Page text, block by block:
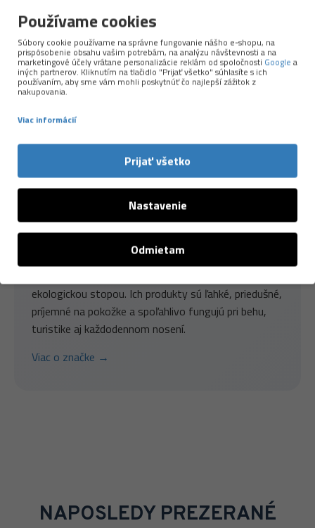
Nemecká precíznosť, lokálna výroba a
udržateľnejší prístup k použitým materiálom.
ZnačkaP.A.C.
doplnkov pre šport a outdoor. Väčšinu produktov si
v Nemecku vo svojej zelenej
továrni, kde majú pod kontrolou kvalitu, použité
moderných technológiách, komforte a dlhej
životnosti – a zároveň myslí na planétu.
recyklovaný polyester, merino vlnu
ekologickou stopou. Ich produkty sú ľahké, priedušné,
príjemné na pokožke a spoľahlivo fungujú pri behu,
turistike aj každodennom nosení.
Viac o značke →
NAPOSLEDY PREZERANÉ
Používame cookies
Súbory cookie používame na správne fungovanie nášho e-shopu, na
prispôsobenie obsahu vašim potrebám, na analýzu návštevnosti a na
marketingové účely vrátane personalizácie reklám od spoločnosti Google a
iných partnerov. Kliknutím na tlačidlo "Prijať všetko" súhlasíte s ich
používaním, aby sme vám mohli poskytnúť čo najlepší zážitok z
nakupovania.
Viac informácií
Prijať všetko
Nastavenie
Odmietam